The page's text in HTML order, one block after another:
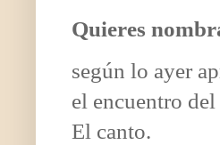
Quieres
según lo ayer
el encuentro
El canto.